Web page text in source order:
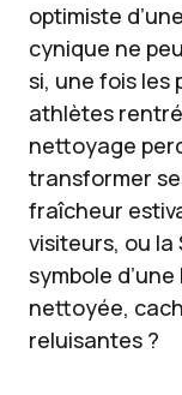
optimiste
cynique ne
si, une fois
athlètes
nettoyage
transformer
fraîcheur
visiteurs, ou
symbole
nettoyée,
reluisantes ?